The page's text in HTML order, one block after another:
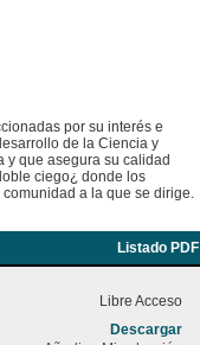
por su interés e
de la Ciencia y
y que asegura su calidad
ciego¿ donde los
a la que se dirige.
Listado PDF
Libre Acceso
Descargar